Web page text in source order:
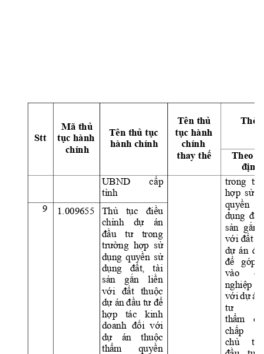
Stt
Mã thủ
tục hành
chính
Tên thủ tục
hành chính
Tên thủ
tục hành
chính
thay thế
Thờ
Theo
định
UBND
cấp
tỉnh
trong
hợp sử
quyền
dụng
sản gắn
với đất
dự án
để
góp
vào
nghiệp
với dự án
tư
thẩm
chấp
chủ
9 1.009655 Thủ tục
điều
chỉnh
dự
án
đầu
tư
trong
trường  hợp  sử
dụng quyền sử
dụng
đất, tài
sản
gắn
liền
với
đất thuộc
dự án đầu tư để
hợp
tác kinh
doanh đối với
dự
án
thuộc
thẩm
quyền